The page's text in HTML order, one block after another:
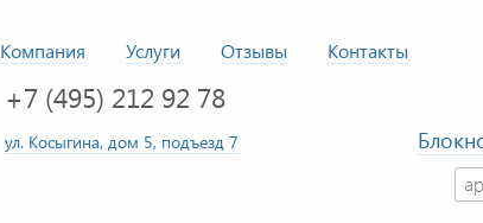
Компания Услуги Отзывы Контакты
+7 (495) 212 92 78
ул. Косыгина, дом 5, подъезд 7